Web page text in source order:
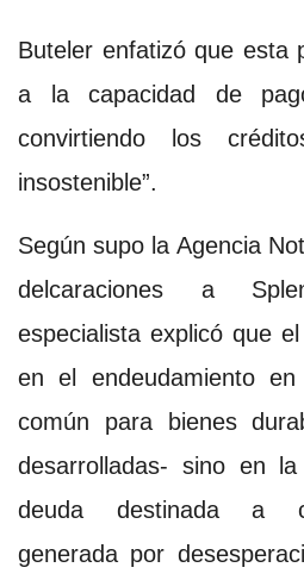
Buteler enfatizó que esta
a la capacidad de
convirtiendo los
insostenible”.
Según supo la Agencia
delcaraciones a
especialista explicó que
en el endeudamiento
común para bienes
desarrolladas- sino en
deuda destinada a
generada por